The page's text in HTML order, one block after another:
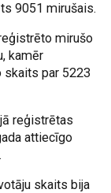
9051 mirušais.
mirušo
kamēr
skaits par 5223
reģistrētas
attiecīgo
skaits bija